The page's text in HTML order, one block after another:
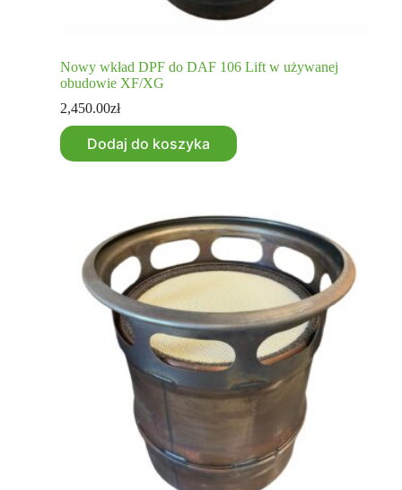
Nowy wkład DPF do DAF 106 Lift w używanej
obudowie XF/XG
2,450.00zł
Dodaj do koszyka